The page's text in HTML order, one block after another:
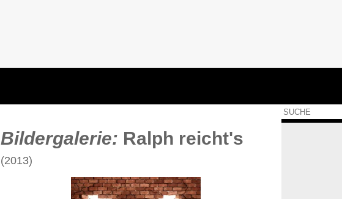
Bildergalerie: Ralph reicht's
(2013)